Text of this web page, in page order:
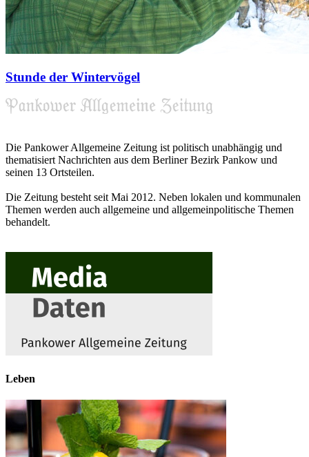
Stunde der Wintervögel
Die Pankower Allgemeine Zeitung ist politisch unabhängig und
thematisiert Nachrichten aus dem Berliner Bezirk Pankow und
seinen 13 Ortsteilen.
Die Zeitung besteht seit Mai 2012. Neben lokalen und kommunalen
Themen werden auch allgemeine und allgemeinpolitische Themen
behandelt.
Leben